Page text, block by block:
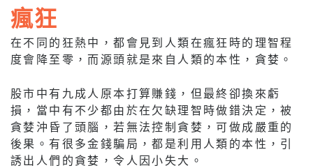
瘋狂
在不同的狂熱中，都會見到人類在瘋狂時的理智程
度會降至零，而源頭就是來自人類的本性，貪婪。
股市中有九成人原本打算賺錢，但最終卻換來虧
損，當中有不少都由於在欠缺理智時做錯決定，被
貪婪沖昏了頭腦，若無法控制貪婪，可做成嚴重的
後果。有很多金錢騙局，都是利用人類的本性，引
誘出人們的貪婪，令人因小失大。